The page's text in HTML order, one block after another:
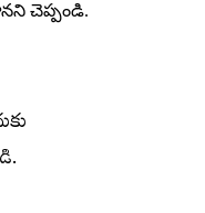
చెప్పండి.